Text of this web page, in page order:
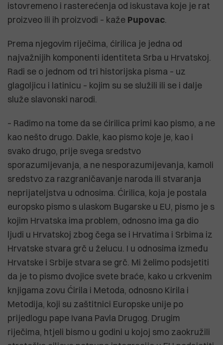
istovremeno i rasterećenja od iskustava koje je rat
proizveo ili ih proizvodi – kaže Pupovac.
Prema njegovim riječima, ćirilica je jedna od
najvažnijih komponenti identiteta Srba u Hrvatskoj.
Radi se o jednom od tri historijska pisma – uz
glagoljicu i latinicu – kojim su se služili ili se i dalje
služe slavonski narodi.
– Radimo na tome da se ćirilica primi kao pismo, a ne
kao nešto drugo. Dakle, kao pismo koje je, kao i
svako drugo, prije svega sredstvo
sporazumijevanja, a ne nesporazumijevanja, kamoli
sredstvo za razgraničavanje naroda ili stvaranja
neprijateljstva u odnosima. Ćirilica, koja je postala
europsko pismo s ulaskom Bugarske u EU, pismo je s
kojim Hrvatska ima problem, odnosno ima ga dio
ljudi u Hrvatskoj zbog čega se i Hrvatima i Srbima iz
Hrvatske stvara grč u želucu. I u odnosima između
Hrvatske i Srbije stvara se grč. Mi želimo podsjetiti
da je to pismo dvojice svete braće, kako u crkvenim
knjigama zovu Ćirila i Metoda, odnosno Kirila i
Metodija, koji su zaštitnici Europske unije po
prijedlogu pape Ivana Pavla Drugog. Drugim
riječima, htjeli bismo u godini u kojoj smo zaokružili